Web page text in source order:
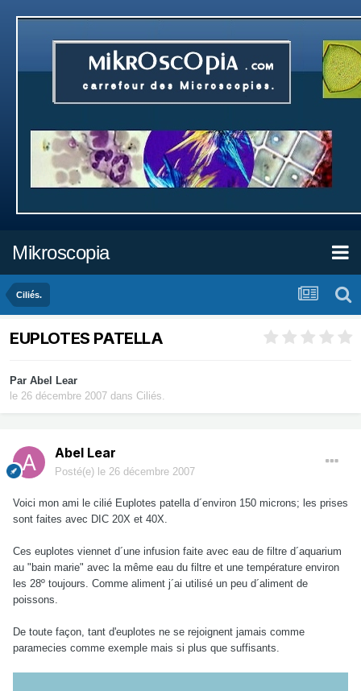
Mikroscopia
Ciliés.
EUPLOTES PATELLA
Par Abel Lear
le 26 décembre 2007 dans Ciliés.
Abel Lear
Posté(e) le 26 décembre 2007
Voici mon ami le cilié Euplotes patella d´environ 150 microns; les prises
sont faites avec DIC 20X et 40X.
Ces euplotes viennet d´une infusion faite avec eau de filtre d´aquarium
au "bain marie" avec la même eau du filtre et une température environ
les 28º toujours. Comme aliment j´ai utilisé un peu d´aliment de
poissons.
De toute façon, tant d'euplotes ne se rejoignent jamais comme
paramecies comme exemple mais si plus que suffisants.